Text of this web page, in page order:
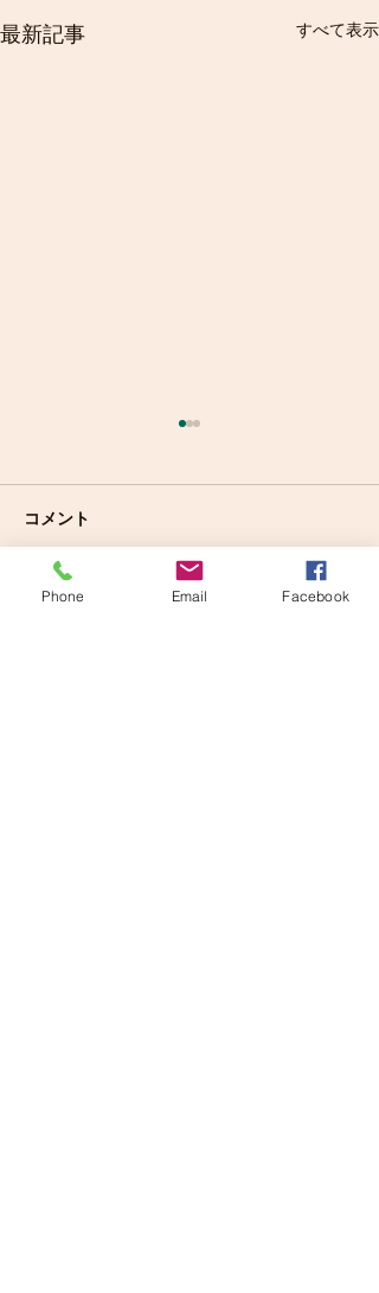
最新記事 すべて表示
コメント
Phone Email Facebook